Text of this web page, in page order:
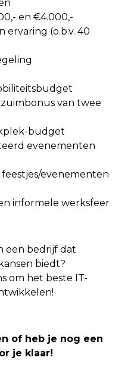
en €4.000,-
ervaring (o.b.v. 40
van twee
budget
evenementen
evenementen
informele werksfeer
een bedrijf dat
biedt?
om het beste IT-
of heb je nog een
je klaar!